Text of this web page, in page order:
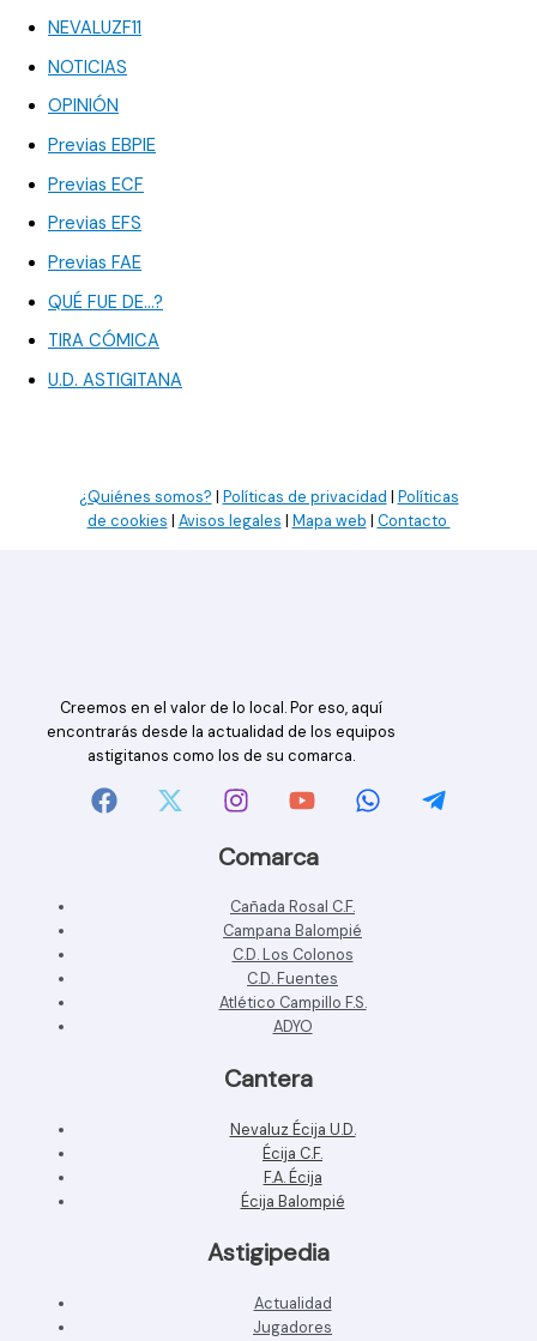
NEVALUZF11
NOTICIAS
OPINIÓN
Previas EBPIE
Previas ECF
Previas EFS
Previas FAE
QUÉ FUE DE…?
TIRA CÓMICA
U.D. ASTIGITANA
¿Quiénes somos? | Políticas de privacidad | Políticas
de cookies | Avisos legales | Mapa web | Contacto
Creemos en el valor de lo local. Por eso, aquí
encontrarás desde la actualidad de los equipos
astigitanos como los de su comarca.
Comarca
Cañada Rosal C.F.
Campana Balompié
C.D. Los Colonos
C.D. Fuentes
Atlético Campillo F.S.
ADYO
Cantera
Nevaluz Écija U.D.
Écija C.F.
F.A. Écija
Écija Balompié
Astigipedia
Actualidad
Jugadores